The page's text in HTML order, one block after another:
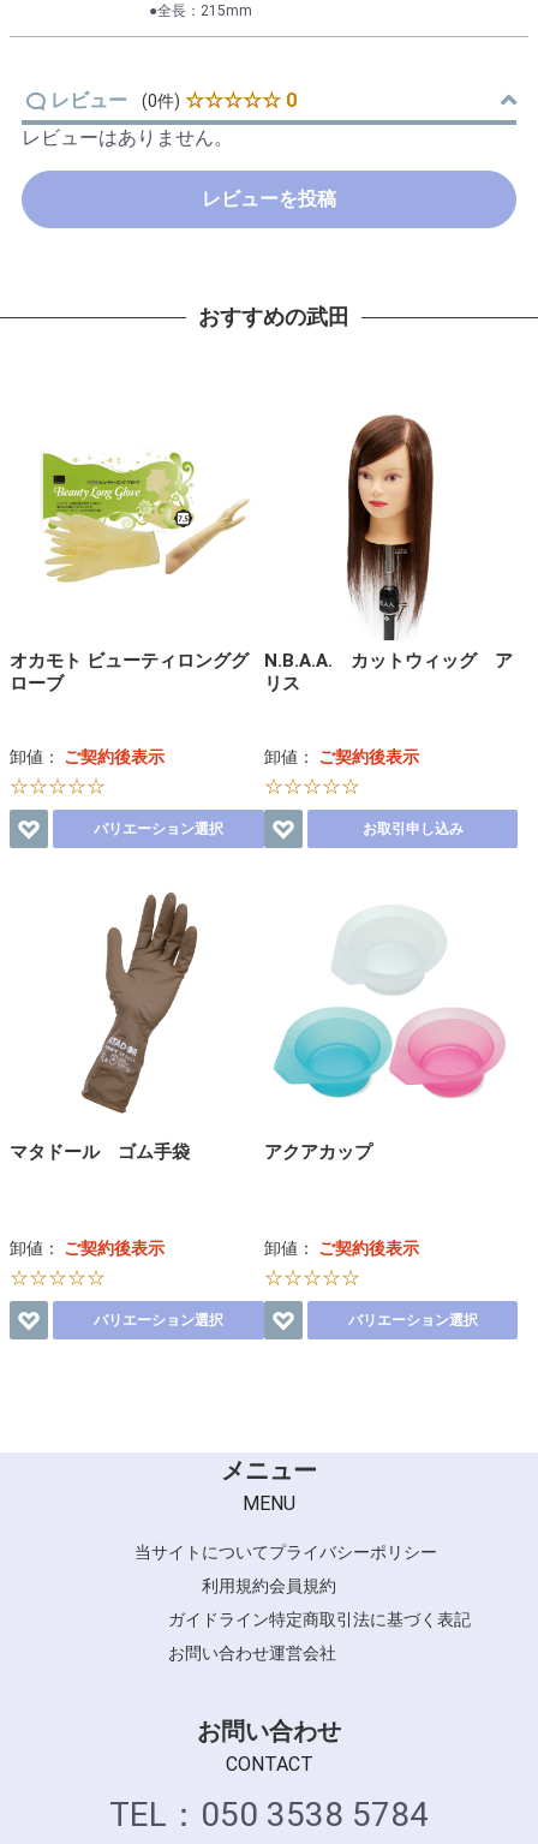
●全長：215mm
レビュー (0件) ☆☆☆☆☆ 0
レビューはありません。
レビューを投稿
おすすめの武田
オカモト ビューティロンググ
ローブ
卸値： ご契約後表示
☆☆☆☆☆
バリエーション選択
N.B.A.A. カットウィッグ ア
リス
卸値： ご契約後表示
☆☆☆☆☆
お取引申し込み
マタドール ゴム手袋
卸値： ご契約後表示
☆☆☆☆☆
バリエーション選択
アクアカップ
卸値： ご契約後表示
☆☆☆☆☆
バリエーション選択
メニュー
MENU
当サイトについてプライバシーポリシー
利用規約会員規約
ガイドライン特定商取引法に基づく表記
お問い合わせ運営会社
お問い合わせ
CONTACT
TEL：050 3538 5784